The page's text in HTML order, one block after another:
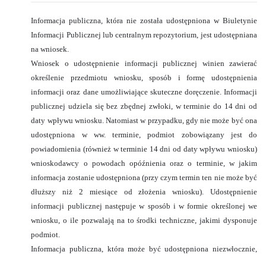
Informacja publiczna, która nie została udostępniona w Biuletynie
Informacji Publicznej lub centralnym repozytorium, jest udostępniana
na wniosek.
Wniosek o udostępnienie informacji publicznej winien zawierać
określenie przedmiotu wniosku, sposób i formę udostępnienia
informacji oraz dane umożliwiające skuteczne doręczenie. Informacji
publicznej udziela się bez zbędnej zwłoki, w terminie do 14 dni od
daty wpływu wniosku. Natomiast w przypadku, gdy nie może być ona
udostępniona w ww. terminie, podmiot zobowiązany jest do
powiadomienia (również w terminie 14 dni od daty wpływu wniosku)
wnioskodawcy o powodach opóźnienia oraz o terminie, w jakim
informacja zostanie udostępniona (przy czym termin ten nie może być
dłuższy niż 2 miesiące od złożenia wniosku). Udostępnienie
informacji publicznej następuje w sposób i w formie określonej we
wniosku, o ile pozwalają na to środki techniczne, jakimi dysponuje
podmiot.
Informacja publiczna, która może być udostępniona niezwłocznie,